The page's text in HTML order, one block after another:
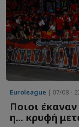
Euroleague | 07/08 -
Ποιοι
η... κρυφή